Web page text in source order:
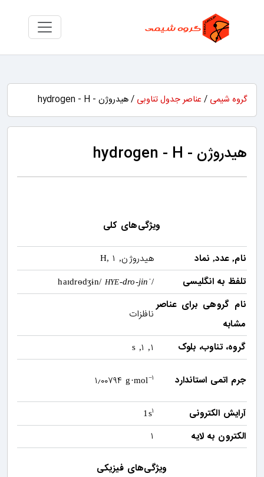
گروه شیمی / عناصر جدول تناوبی / هیدروژن - hydrogen - H
هیدروژن - hydrogen - H
ویژگی‌های کلی
نام,عدد, نماد هیدروژن, H, ۱
تلفظ به انگلیسی
/ˈhaɪdrɵdʒɨn/
HYE-dro-jin
نام گروهی برای عناصر
مشابه
نافلزات
گروه، تناوب، بلوک ۱, ۱, s
جرم اتمی استاندارد ۱٫۰۰۷۹۴g·mol−۱
آرایش الکترونی 1s۱
الکترون به لایه ۱
ویژگی‌های فیزیکی